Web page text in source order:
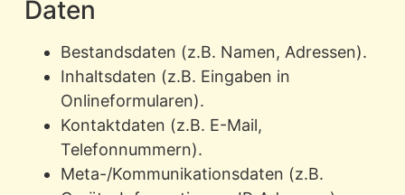
Daten
Bestandsdaten (z.B. Namen, Adressen).
Inhaltsdaten (z.B. Eingaben in
Onlineformularen).
Kontaktdaten (z.B. E-Mail,
Telefonnummern).
Meta-/Kommunikationsdaten (z.B.